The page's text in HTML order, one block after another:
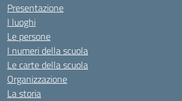
Presentazione
I luoghi
Le persone
I numeri della scuola
Le carte della scuola
Organizzazione
La storia